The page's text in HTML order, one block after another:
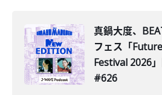
真鍋大度、
フェス「
Festival 2026
#626